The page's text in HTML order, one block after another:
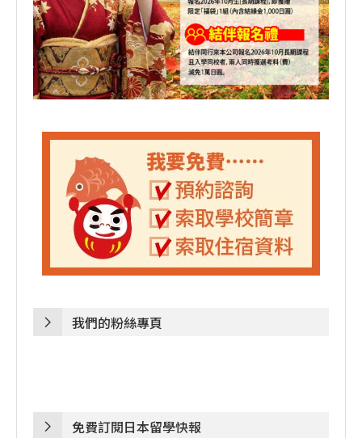
我們的粉絲專頁
免費訂閱日本留學快報